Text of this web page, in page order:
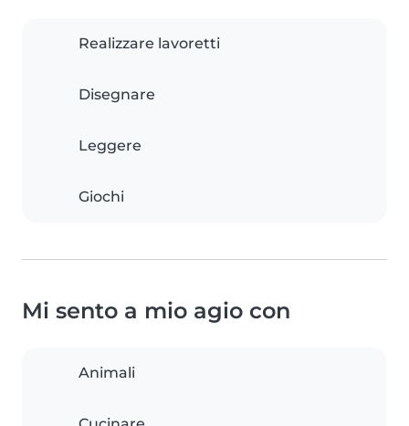
Realizzare lavoretti
Disegnare
Leggere
Giochi
Mi sento a mio agio con
Animali